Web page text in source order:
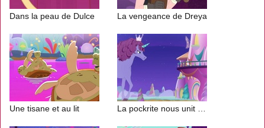
Dans la peau de Dulce La vengeance de Dreya
Une tisane et au lit